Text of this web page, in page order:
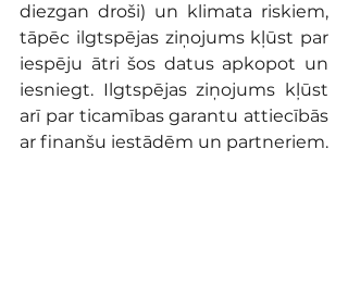
diezgan droši) un klimata riskiem,
tāpēc ilgtspējas ziņojums kļūst par
iespēju ātri šos datus apkopot un
iesniegt. Ilgtspējas ziņojums kļūst
arī par ticamības garantu attiecībās
ar finanšu iestādēm un partneriem.